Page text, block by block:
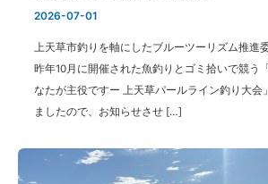
2026-07-01
上天草市釣りを軸にしたブルーツーリズム推進
昨年10月に開催された魚釣りとゴミ拾いで競う
なたが主役ですー 上天草パールライン釣り大会
ましたので、お知らせさせ […]